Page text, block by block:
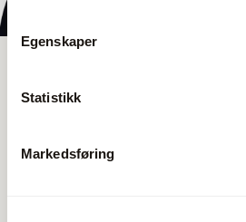
Egenskaper
Statistikk
Markedsføring
Produkter
Se alle